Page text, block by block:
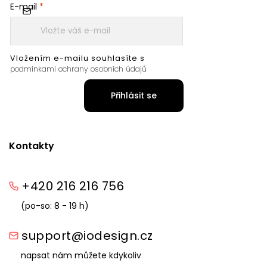
Kontakty
+420 216 216 756
(po-so: 8 - 19 h)
support@iodesign.cz
napsat nám můžete kdykoliv
E-mail
Vložením e-mailu souhlasíte s
podmínkami ochrany osobních údajů
Přihlásit se